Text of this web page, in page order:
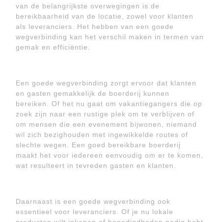
van de belangrijkste overwegingen is de
bereikbaarheid van de locatie, zowel voor klanten
als leveranciers. Het hebben van een goede
wegverbinding kan het verschil maken in termen van
gemak en efficiëntie.
Een goede wegverbinding zorgt ervoor dat klanten
en gasten gemakkelijk de boerderij kunnen
bereiken. Of het nu gaat om vakantiegangers die op
zoek zijn naar een rustige plek om te verblijven of
om mensen die een evenement bijwonen, niemand
wil zich bezighouden met ingewikkelde routes of
slechte wegen. Een goed bereikbare boerderij
maakt het voor iedereen eenvoudig om er te komen,
wat resulteert in tevreden gasten en klanten.
Daarnaast is een goede wegverbinding ook
essentieel voor leveranciers. Of je nu lokale